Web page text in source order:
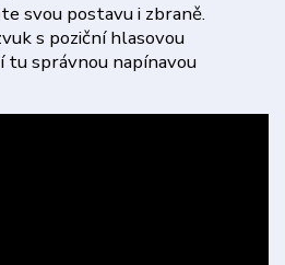
svou postavu i zbraně.
s poziční hlasovou
tu správnou napínavou